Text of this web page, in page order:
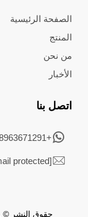
الصفحة الرئيسية
المنتج
من نحن
الأخبار
اتصل بنا
+86-18963671291
[email protected]
حقوق النشر ©